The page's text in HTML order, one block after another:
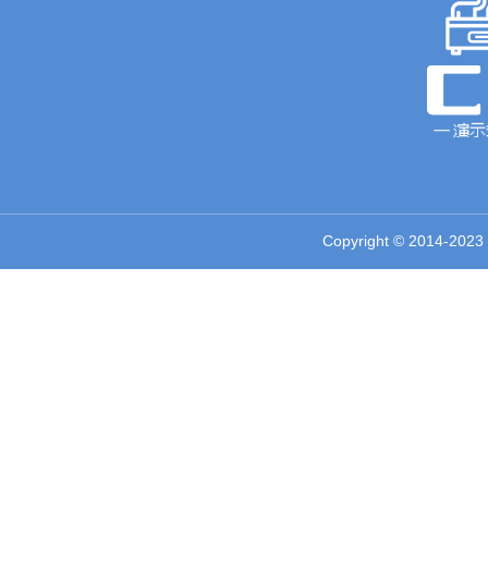
Copyright © 2014-2023